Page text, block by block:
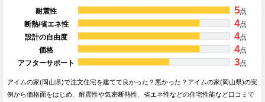
耐震性 5点
断熱/省エネ性
4点
設計の自由度
4点
価格
4点
アフターサポート
3点
アイムの家(岡山県)で注文住宅を建てて良かった？悪かった？アイムの家(岡山県)の実
例から価格面をはじめ、耐震性や気密断熱性、省エネ性などの住宅性能など口コミで